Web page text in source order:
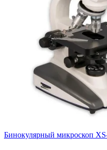
Бинокулярный микроскоп